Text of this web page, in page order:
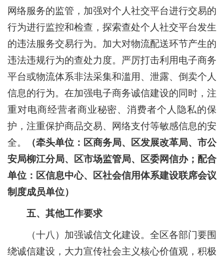
网络服务的监管，加强对个人社交平台进行交易的
行为进行监控和检查，探索查处个人社交平台发生
的违法服务交易行为。加大对物流配送环节产生的
违法违规行为的查处力度。严厉打击利用电子商务
平台或物流体系非法采集和滥用、泄露、倒卖个人
信息的行为。在加强电子商务诚信建设的同时，注
重对电商经营者商业秘密、消费者个人隐私的保
护，注重保护商品交易、网络支付等敏感信息的安
全。
（牵头单位：区商务局、区发展改革局、市公
安局柳江分局、区市场监管局、区委网信办；配合
单位：区信息中心、区社会信用体系建设联席会议
制度成员单位）
五、其他工作要求
（十八）加强诚信文化建设。 全区各部门要围
绕诚信建设，大力宣传社会主义核心价值观，积极